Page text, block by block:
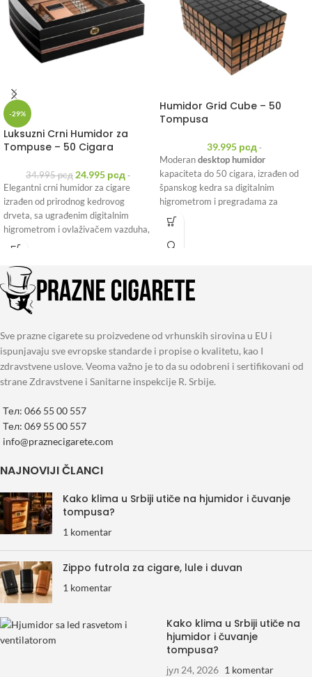
-29%
Luksuzni Crni Humidor za
Tompuse – 50 Cigara
34.995рсд 24.995 рсд -
Elegantni crni humidor za cigare
izrađen od prirodnog kedrovog
drveta, sa ugrađenim digitalnim
higrometrom i ovlaživačem vazduha,
namenjen pravilnom čuvanju i
Kapacitet oko 50 cigara / tompusa
Unutrašnjost od prirodnog kedrovog
drveta
kontrolu vlage
Ugrađeni ovlaživač vazduha
Stakleni poklopac za pregled bez
otvaranja
Metalna brava za sigurnije
zatvaranje
Idealan poklon za ljubitelje cigara
Humidor Grid Cube – 50
Tompusa
39.995 рсд -
Moderan desktop humidor
kapaciteta do 50 cigara, izrađen od
španskog kedra sa digitalnim
higrometrom i pregradama za
savršenu organizaciju.
kombinaciji crne i teksture drveta čini
dnevni boravak ili
ljubitelju cigara.
Sve prazne cigarete su proizvedene od vrhunskih sirovina u EU i
ispunjavaju sve evropske standarde i propise o kvalitetu, kao I
zdravstvene uslove. Veoma važno je to da su odobreni i sertifikovani od
strane Zdravstvene i Sanitarne inspekcije R. Srbije.
Тел: 066 55 00 557
Тел: 069 55 00 557
info@praznecigarete.com
NAJNOVIJI ČLANCI
Kako klima u Srbiji utiče na hjumidor i čuvanje
tompusa?
1 komentar
Zippo futrola za cigare, lule i duvan
1 komentar
Kako klima u Srbiji utiče na
hjumidor i čuvanje
tompusa?
јул 24, 2026 1 komentar